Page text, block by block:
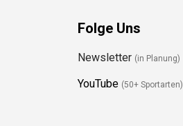
Folge Uns
Newsletter (in Planung)
YouTube (50+ Sportarten)